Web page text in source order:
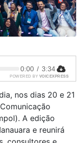
0:00 / 3:34
POWERED BY VOICEXPRESS
nos dias 20 e 21
A edição
e reunirá